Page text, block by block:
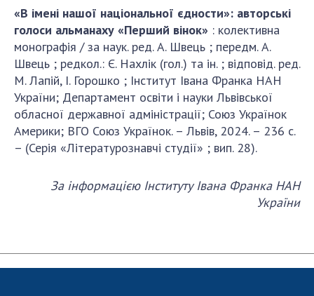
«В імені нашої національної єдности»: авторські
голоси альманаху «Перший вінок» : колективна
монографія / за наук. ред. А. Швець ; передм. А.
Швець ; редкол.: Є. Нахлік (гол.) та ін. ; відповід. ред.
М. Лапій, І. Горошко ; Інститут Івана Франка НАН
України; Департамент освіти і науки Львівської
обласної державної адміністрації; Союз Українок
Америки; ВГО Союз Українок. – Львів, 2024. – 236 с.
– (Серія «Літературознавчі студії» ; вип. 28).
За інформацією Інституту Івана Франка НАН
України